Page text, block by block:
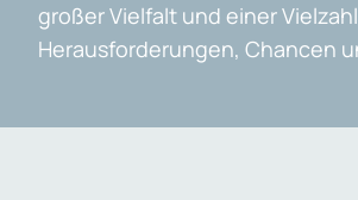
großer Vielfalt und einer
Herausforderungen, Chancen